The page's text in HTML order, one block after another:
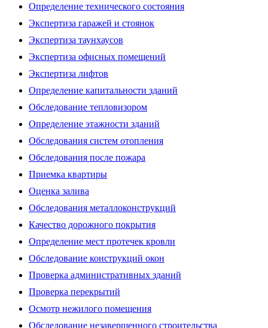
Определение технического состояния
Экспертиза гаражей и стоянок
Экспертиза таунхаусов
Экспертиза офисных помещений
Экспертиза лифтов
Определение капитальности зданий
Обследование тепловизором
Определение этажности зданий
Обследования систем отопления
Обследования после пожара
Приемка квартиры
Оценка залива
Обследования металлоконструкций
Качество дорожного покрытия
Определение мест протечек кровли
Обследование конструкций окон
Проверка административных зданий
Проверка перекрытий
Осмотр нежилого помещения
Обследование незавершенного строительства